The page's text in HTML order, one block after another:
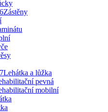
Zástěny
Lehátka a lůžka
pevná
mobilní